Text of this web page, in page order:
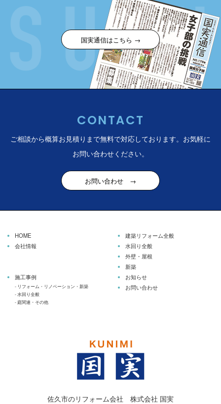
国実通信はこちら →
CONTACT
ご相談から概算お見積りまで無料で対応しております。 お気軽に
お問い合わせください。
お問い合わせ →
HOME
会社情報
建築リフォーム全般
水回り全般
外壁・屋根
新築
施工事例
- リフォーム・リノベーション・新築
-水回り全般
- 庭関連・その他
お知らせ
お問い合わせ
佐久市のリフォーム会社 株式会社 国実